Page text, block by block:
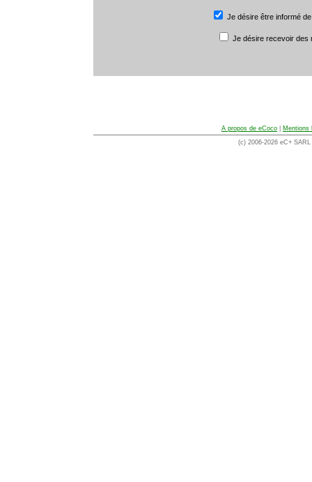
Je désire être informé
Je désire recevoir des
A propos de eCoco
Mentions
(c) 2006-2026 eC+